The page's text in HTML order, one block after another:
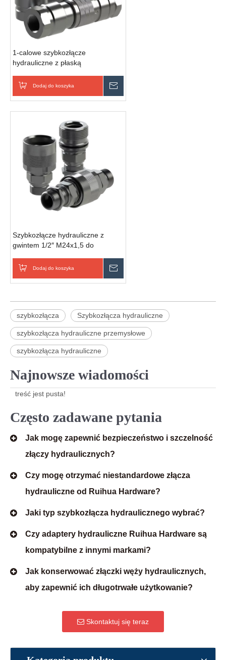
1-calowe szybkozłącze
hydrauliczne z płaską
wszystkie modele | Wysokie
Dodaj do koszyka
Szybkozłącze hydrauliczne z
gwintem 1/2″ M24x1,5 do
żeńskie/zestaw)
Dodaj do koszyka
szybkozłącza Szybkozłącza hydrauliczne
szybkozłącza hydrauliczne przemysłowe
szybkozłącza hydrauliczne
Najnowsze wiadomości
treść jest pusta!
Często zadawane pytania
Jak mogę zapewnić bezpieczeństwo i szczelność
złączy hydraulicznych?
Czy mogę otrzymać niestandardowe złącza
hydrauliczne od Ruihua Hardware?
Jaki typ szybkozłącza hydraulicznego wybrać?
Czy adaptery hydrauliczne Ruihua Hardware są
kompatybilne z innymi markami?
Jak konserwować złączki węży hydraulicznych,
aby zapewnić ich długotrwałe użytkowanie?
Skontaktuj się teraz